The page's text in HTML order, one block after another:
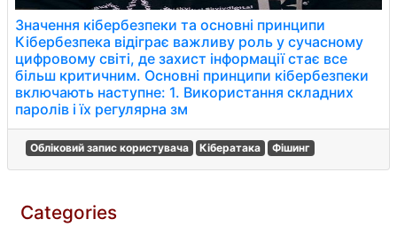
Значення кібербезпеки та основні принципи
Кібербезпека відіграє важливу роль у сучасному
цифровому світі, де захист інформації стає все
більш критичним. Основні принципи кібербезпеки
включають наступне: 1. Використання складних
паролів і їх регулярна зм
Обліковий запис користувача Кібератака Фішинг
Categories